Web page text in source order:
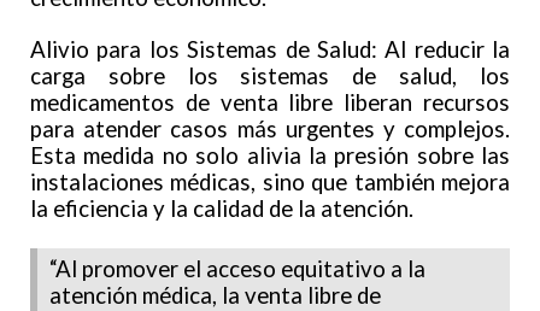
Alivio para los Sistemas de Salud: Al reducir la
carga sobre los sistemas de salud, los
medicamentos de venta libre liberan recursos
para atender casos más urgentes y complejos.
Esta medida no solo alivia la presión sobre las
instalaciones médicas, sino que también mejora
la eficiencia y la calidad de la atención.
“Al promover el acceso equitativo a la
atención médica, la venta libre de